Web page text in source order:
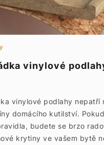
vinylové
vinylové podlahy nepatří
domácího kutilství.
budete se brzo
krytiny ve vašem bytě